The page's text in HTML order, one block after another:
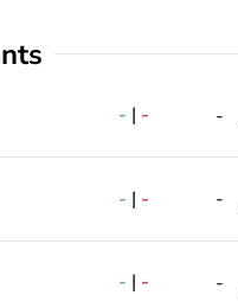
- | - -
- | - -
- | - -